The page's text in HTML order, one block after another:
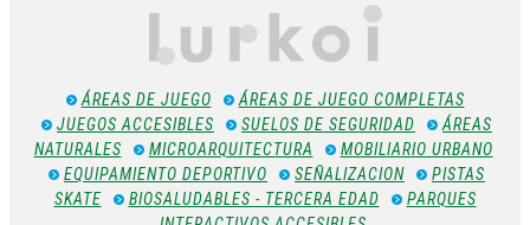
ÁREAS DE JUEGO
ÁREAS DE JUEGO COMPLETAS
JUEGOS ACCESIBLES
SUELOS DE SEGURIDAD
ÁREAS
NATURALES
MICROARQUITECTURA
MOBILIARIO URBANO
EQUIPAMIENTO DEPORTIVO
SEÑALIZACION
PISTAS
SKATE
BIOSALUDABLES - TERCERA EDAD
PARQUES